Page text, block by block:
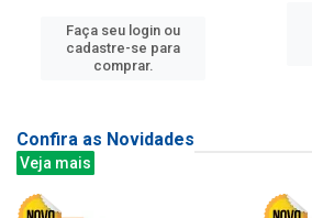
Faça seu login ou
cadastre-se para
comprar.
Confira as Novidades
Veja mais